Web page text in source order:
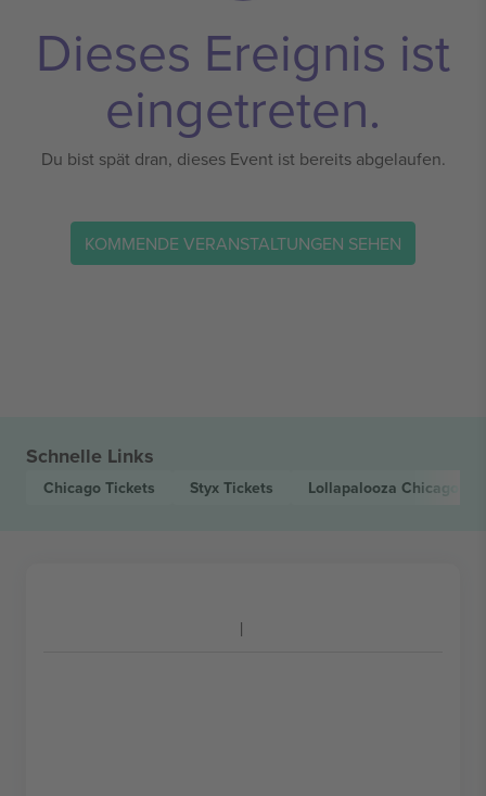
Dieses Ereignis ist
eingetreten.
Du bist spät dran, dieses Event ist bereits abgelaufen.
KOMMENDE VERANSTALTUNGEN SEHEN
Schnelle Links
Chicago Tickets Styx Tickets Lollapalooza Chicago